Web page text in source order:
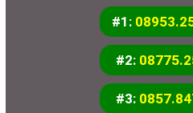
#1:
#2:
#3: